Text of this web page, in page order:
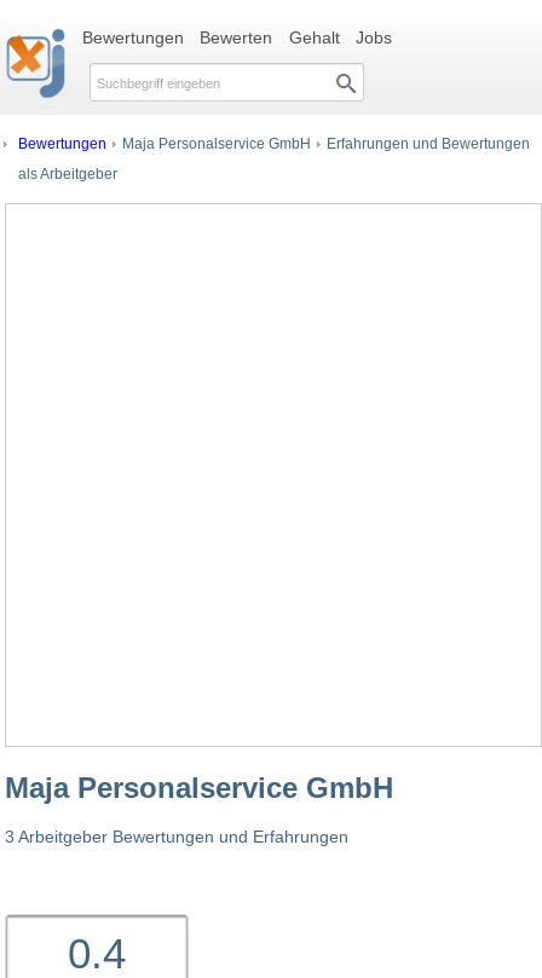
Bewertungen Bewerten Gehalt Jobs
Bewertungen Maja Personalservice GmbH Erfahrungen und Bewertungen
als Arbeitgeber
Maja Personalservice GmbH
3 Arbeitgeber Bewertungen und Erfahrungen
0.4